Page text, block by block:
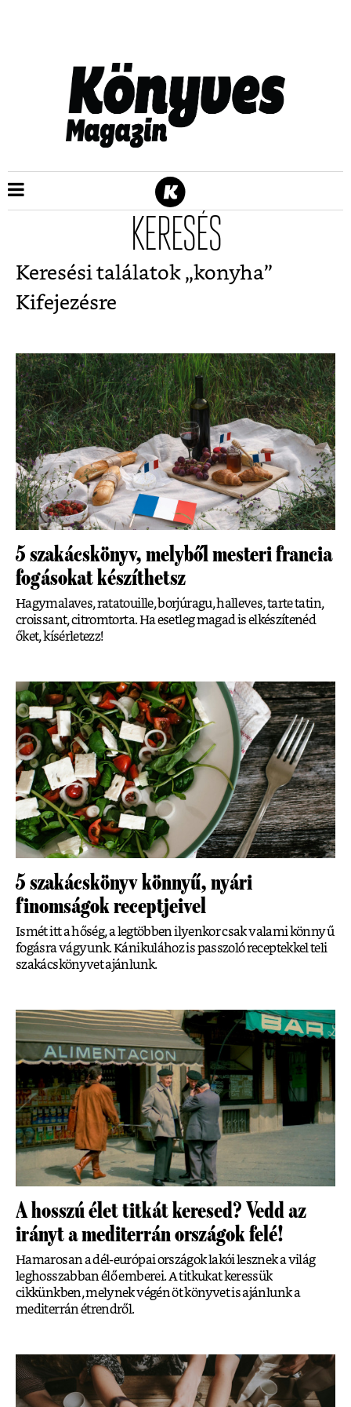
KERESÉS
Keresési találatok „konyha”
Kifejezésre
5 szakácskönyv, melyből mesteri francia
fogásokat készíthetsz
Hagymalaves, ratatouille, borjúragu, halleves, tarte tatin,
croissant, citromtorta. Ha esetleg magad is elkészítenéd
őket, kísérletezz!
5 szakácskönyv könnyű, nyári
finomságok receptjeivel
Ismét itt a hőség, a legtöbben ilyenkor csak valami könnyű
fogásra vágyunk. Kánikulához is passzoló receptekkel teli
szakácskönyvet ajánlunk.
A hosszú élet titkát keresed? Vedd az
irányt a mediterrán országok felé!
Hamarosan a dél-európai országok lakói lesznek a világ
leghosszabban élő emberei. A titkukat keressük
cikkünkben, melynek végén öt könyvet is ajánlunk a
mediterrán étrendről.